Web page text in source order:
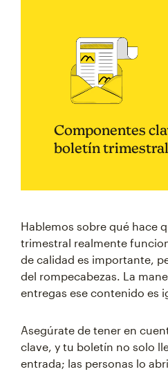
Componentes
boletín
Hablemos sobre qué hace
trimestral realmente
de calidad es importante,
del rompecabezas. La
entregas ese contenido es
Asegúrate de tener en
clave, y tu boletín no solo
entrada; las personas lo